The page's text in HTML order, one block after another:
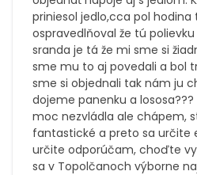
priniesol jedlo,cca pol hodina
ospravedlňoval že tú
sranda je tá že mi sme si
sme mu to aj povedali a bol
sme si objednali tak nám ju
dojeme panenku a
moc nezvládla ale chápem,
fantastické a preto sa určite
určite odporúčam, choďte
sa v Topolčanoch výborne